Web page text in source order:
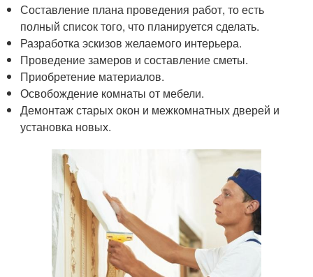
Составление плана проведения работ, то есть
полный список того, что планируется сделать.
Разработка эскизов желаемого интерьера.
Проведение замеров и составление сметы.
Приобретение материалов.
Освобождение комнаты от мебели.
Демонтаж старых окон и межкомнатных дверей и
установка новых.